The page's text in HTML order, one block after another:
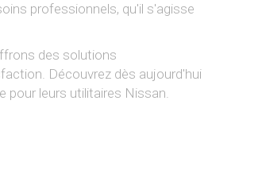
professionnels, qu'il s'agisse
des solutions
Découvrez dès aujourd'hui
pour leurs utilitaires Nissan.